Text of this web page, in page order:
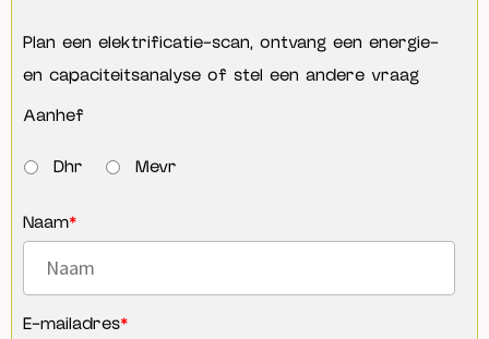
Plan een elektrificatie-scan, ontvang een energie-
en capaciteitsanalyse of stel een andere vraag
Aanhef
Dhr Mevr
Naam*
E-mailadres*